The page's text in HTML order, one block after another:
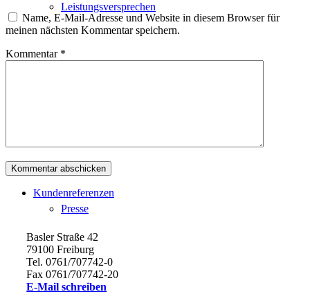
Leistungsversprechen
Presse
Name, E-Mail-Adresse und Website in diesem Browser für
meinen nächsten Kommentar speichern.
Kommentar *
Kundenreferenzen
Basler Straße 42
79100 Freiburg
Tel. 0761/707742-0
Fax 0761/707742-20
E-Mail schreiben